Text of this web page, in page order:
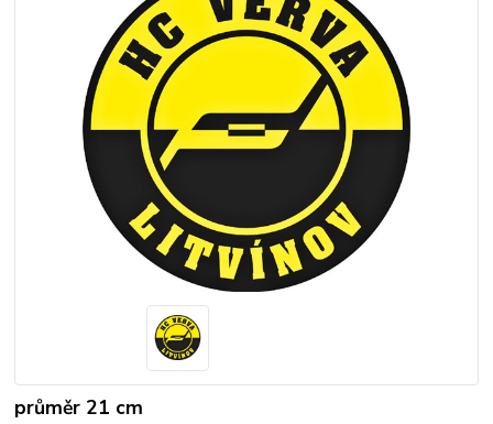
průměr 21 cm